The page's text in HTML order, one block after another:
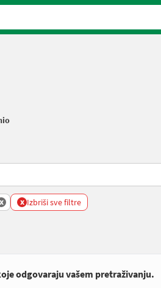
x Izbriši sve filtre
odgovaraju vašem pretraživanju.